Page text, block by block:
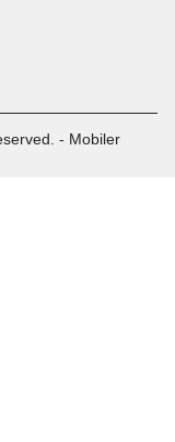
- Mobiler